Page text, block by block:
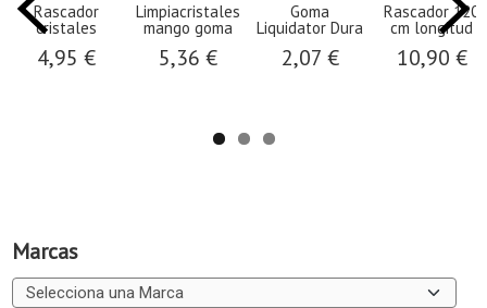
Marcas
Rascador
cristales
4,95 €
Limpiacristales
mango goma
5,36 €
Goma
Liquidator Dura
2,07 €
Rascador 120
cm longitud
10,90 €